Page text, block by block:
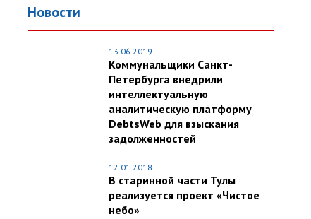
Новости
13.06.2019
Коммунальщики Санкт-
Петербурга внедрили
интеллектуальную
аналитическую платформу
DebtsWeb для взыскания
задолженностей
12.01.2018
В старинной части Тулы
реализуется проект «Чистое
небо»